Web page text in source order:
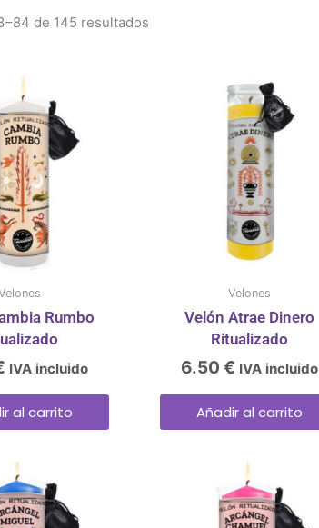
de 145 resultados
Rumbo
IVA incluido
al carrito
Velones
Velón Atrae Dinero
Ritualizado
6.50 € IVA incluido
Añadir al carrito